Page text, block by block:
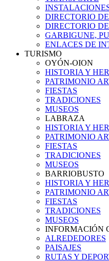
DIRECTORIO
DIRECTORIO
GARBIGUNE,
ENLACES DE
TURISMO
OYÓN-OION
HISTORIA Y
PATRIMONIO
FIESTAS
TRADICIONES
MUSEOS
LABRAZA
HISTORIA Y
PATRIMONIO
FIESTAS
TRADICIONES
MUSEOS
BARRIOBUSTO
HISTORIA Y
PATRIMONIO
FIESTAS
TRADICIONES
MUSEOS
INFORMACIÓN
ALREDEDORES
PAISAJES
RUTAS Y